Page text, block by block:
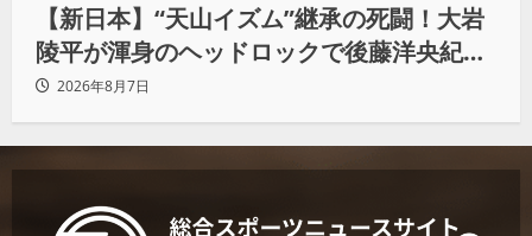
【新日本】“天山イズム”継承の死闘！大岩
陵平が渾身のヘッドロックで後藤洋央紀か
らタップ奪取 執念の「リベンジ＆4勝目」
2026年8月7日